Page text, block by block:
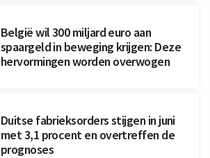
België wil 300 miljard euro aan
spaargeld in beweging krijgen: Deze
hervormingen worden overwogen
Duitse fabrieksorders stijgen in juni
met 3,1 procent en overtreffen de
prognoses